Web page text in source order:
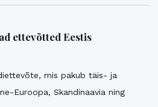
ettevõtted Eestis
mis pakub täis- ja
Euroopa, Skandinaavia ning